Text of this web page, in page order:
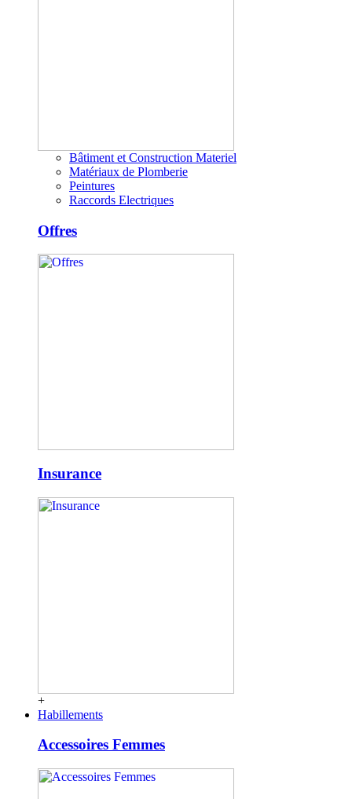
Bâtiment et Construction Materiel
Matériaux de Plomberie
Peintures
Raccords Electriques
Offres
Insurance
+
Habillements
Accessoires Femmes